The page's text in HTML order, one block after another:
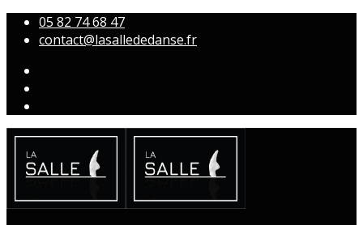
05 82 74 68 47
contact@lasallededanse.fr